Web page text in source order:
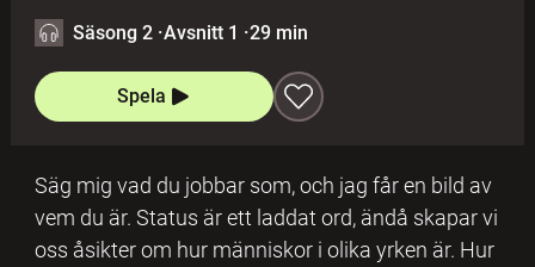
Säsong 2 ·Avsnitt 1 ·29 min
Spela
Säg mig vad du jobbar som, och jag får en bild av
vem du är. Status är ett laddat ord, ändå skapar vi
oss åsikter om hur människor i olika yrken är. Hur